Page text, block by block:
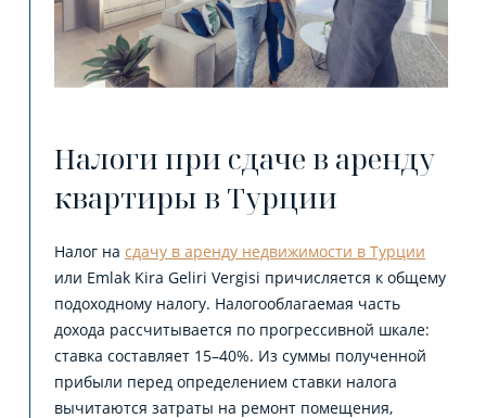
Налоги при сдаче в аренду
квартиры в Турции
Налог на сдачу в аренду недвижимости в Турции
или Emlak Kira Geliri Vergisi причисляется к общему
подоходному налогу. Налогооблагаемая часть
дохода рассчитывается по прогрессивной шкале:
ставка составляет 15–40%. Из суммы полученной
прибыли перед определением ставки налога
вычитаются затраты на ремонт помещения,